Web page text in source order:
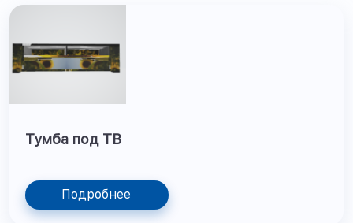
Тумба под ТВ
Подробнее